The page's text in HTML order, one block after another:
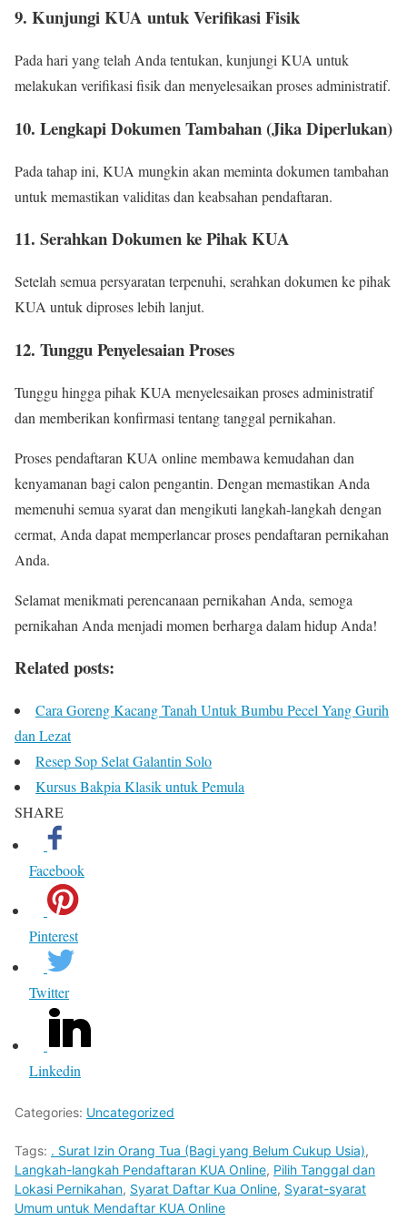
9. Kunjungi KUA untuk Verifikasi Fisik
Pada hari yang telah Anda tentukan, kunjungi KUA untuk
melakukan verifikasi fisik dan menyelesaikan proses administratif.
10. Lengkapi Dokumen Tambahan (Jika Diperlukan)
Pada tahap ini, KUA mungkin akan meminta dokumen tambahan
untuk memastikan validitas dan keabsahan pendaftaran.
11. Serahkan Dokumen ke Pihak KUA
Setelah semua persyaratan terpenuhi, serahkan dokumen ke pihak
KUA untuk diproses lebih lanjut.
12. Tunggu Penyelesaian Proses
Tunggu hingga pihak KUA menyelesaikan proses administratif
dan memberikan konfirmasi tentang tanggal pernikahan.
Proses pendaftaran KUA online membawa kemudahan dan
kenyamanan bagi calon pengantin. Dengan memastikan Anda
memenuhi semua syarat dan mengikuti langkah-langkah dengan
cermat, Anda dapat memperlancar proses pendaftaran pernikahan
Anda.
Selamat menikmati perencanaan pernikahan Anda, semoga
pernikahan Anda menjadi momen berharga dalam hidup Anda!
Related posts:
Cara Goreng Kacang Tanah Untuk Bumbu Pecel Yang Gurih
dan Lezat
Resep Sop Selat Galantin Solo
Kursus Bakpia Klasik untuk Pemula
SHARE
Facebook
Pinterest
Twitter
Linkedin
Categories: Uncategorized
Tags: . Surat Izin Orang Tua (Bagi yang Belum Cukup Usia),
Langkah-langkah Pendaftaran KUA Online, Pilih Tanggal dan
Lokasi Pernikahan, Syarat Daftar Kua Online, Syarat-syarat
Umum untuk Mendaftar KUA Online